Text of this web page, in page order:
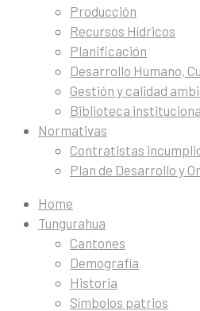
Producción
Recursos Hídricos
Planificación
Desarrollo Humano,
Gestión y calidad
Biblioteca
Normativas
Contratistas
Plan de Desarrollo y
Home
Tungurahua
Cantones
Demografía
Historia
Símbolos patrios